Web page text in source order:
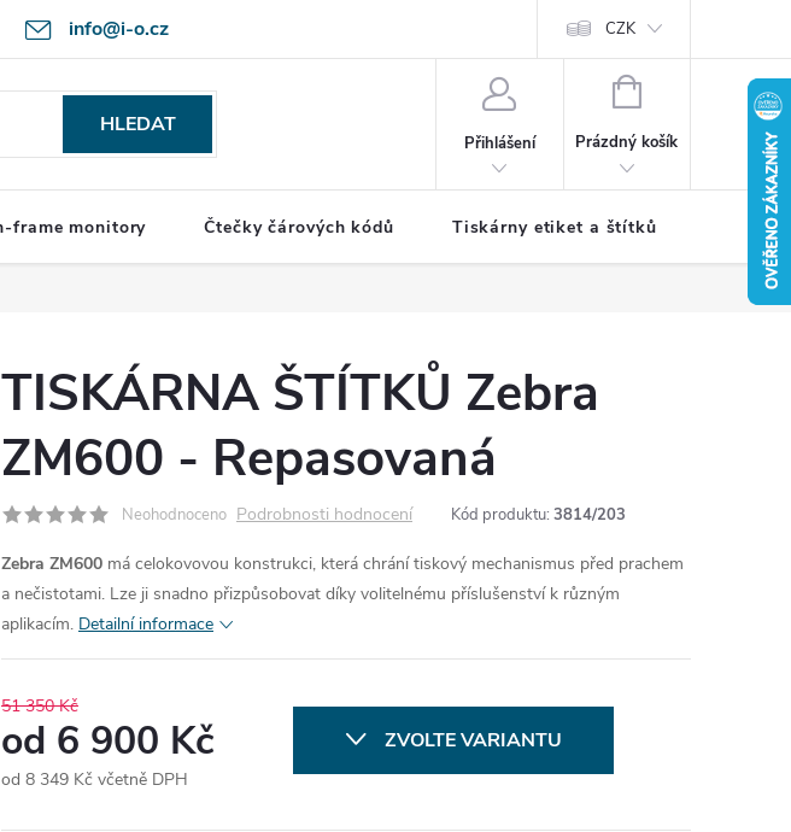
info@i-o.cz CZK
HLEDAT
Přihlášení
NÁKUPNÍ
Prázdný košík
frame monitory Čtečky čárových kódů Tiskárny etiket a štítků
TISKÁRNA ŠTÍTKŮ Zebra
ZM600 - Repasovaná
Neohodnoceno Podrobnosti hodnocení Kód produktu: 3814/203
Zebra ZM600 má celokovovou konstrukci, která chrání tiskový mechanismus před prachem
a nečistotami. Lze ji snadno přizpůsobovat díky volitelnému příslušenství k různým
aplikacím. Detailní informace
51 350 Kč
od 6 900 Kč
od 8 349 Kč včetně DPH
ZVOLTE VARIANTU